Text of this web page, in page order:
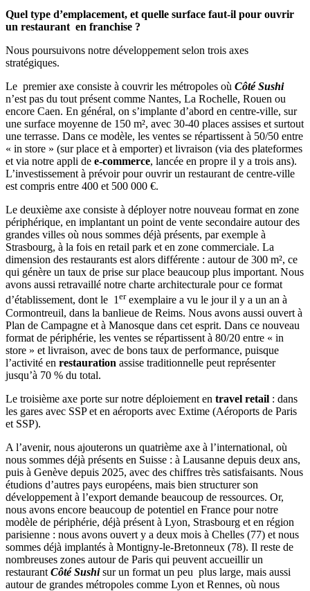
Quel type d’emplacement, et quelle surface faut-il pour ouvrir
un restaurant en franchise ?
Nous poursuivons notre développement selon trois axes
stratégiques.
Le premier axe consiste à couvrir les métropoles où Côté Sushi
n’est pas du tout présent comme Nantes, La Rochelle, Rouen ou
encore Caen. En général, on s’implante d’abord en centre-ville, sur
une surface moyenne de 150 m², avec 30-40 places assises et surtout
une terrasse. Dans ce modèle, les ventes se répartissent à 50/50 entre
« in store » (sur place et à emporter) et livraison (via des plateformes
et via notre appli de e-commerce, lancée en propre il y a trois ans).
L’investissement à prévoir pour ouvrir un restaurant de centre-ville
est compris entre 400 et 500 000 €.
Le deuxième axe consiste à déployer notre nouveau format en zone
périphérique, en implantant un point de vente secondaire autour des
grandes villes où nous sommes déjà présents, par exemple à
Strasbourg, à la fois en retail park et en zone commerciale. La
dimension des restaurants est alors différente : autour de 300 m², ce
qui génère un taux de prise sur place beaucoup plus important. Nous
avons aussi retravaillé notre charte architecturale pour ce format
d’établissement, dont le 1erexemplaire a vu le jour il y a un an à
Cormontreuil, dans la banlieue de Reims. Nous avons aussi ouvert à
Plan de Campagne et à Manosque dans cet esprit. Dans ce nouveau
format de périphérie, les ventes se répartissent à 80/20 entre « in
store » et livraison, avec de bons taux de performance, puisque
l’activité en restauration assise traditionnelle peut représenter
jusqu’à 70 % du total.
Le troisième axe porte sur notre déploiement en travel retail : dans
les gares avec SSP et en aéroports avec Extime (Aéroports de Paris
et SSP).
A l’avenir, nous ajouterons un quatrième axe à l’international, où
nous sommes déjà présents en Suisse : à Lausanne depuis deux ans,
puis à Genève depuis 2025, avec des chiffres très satisfaisants. Nous
étudions d’autres pays européens, mais bien structurer son
développement à l’export demande beaucoup de ressources. Or,
nous avons encore beaucoup de potentiel en France pour notre
modèle de périphérie, déjà présent à Lyon, Strasbourg et en région
parisienne : nous avons ouvert y a deux mois à Chelles (77) et nous
sommes déjà implantés à Montigny-le-Bretonneux (78). Il reste de
nombreuses zones autour de Paris qui peuvent accueillir un
restaurant Côté Sushisur un format un peu plus large, mais aussi
autour de grandes métropoles comme Lyon et Rennes, où nous